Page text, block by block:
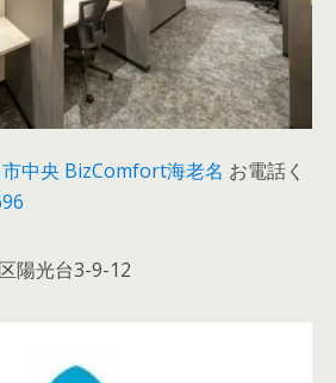
中央 BizComfort海老名 お電話く
陽光台3-9-12